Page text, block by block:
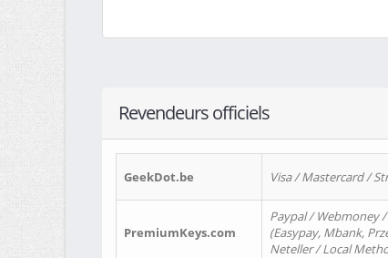
Revendeurs officiels
GeekDot.be Visa / Mastercard /
PremiumKeys.com
Paypal / Webmoney /
(Easypay, Mbank,
Neteller / Local